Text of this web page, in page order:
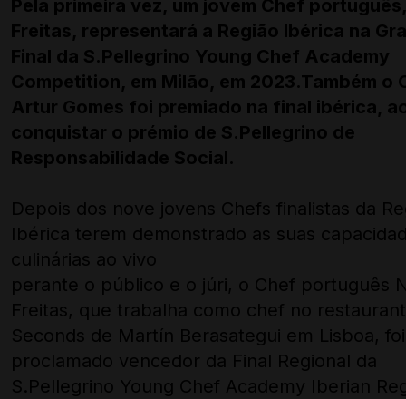
Pela primeira vez, um jovem Chef
Freitas, representará a Região Ibérica na
Final da S.Pellegrino Young Chef Academy
Competition, em Milão, em 2023.Também o
Artur Gomes foi premiado na final ibérica,
conquistar o prémio de S.Pellegrino de
Responsabilidade Social.
Depois dos nove jovens Chefs finalistas da
Ibérica terem demonstrado as suas
culinárias ao vivo
perante o público e o júri, o Chef português
Freitas, que trabalha como chef no
Seconds de Martín Berasategui em Lisboa, foi
proclamado vencedor da Final Regional da
S.Pellegrino Young Chef Academy Iberian